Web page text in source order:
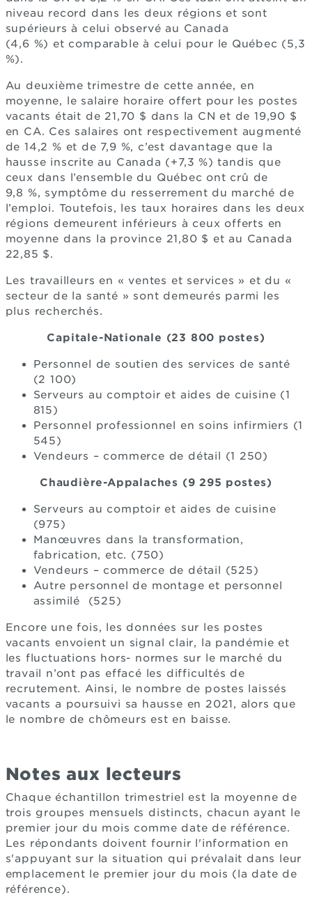
niveau record dans les deux régions et sont
supérieurs à celui observé au Canada
(4,6 %) et comparable à celui pour le Québec (5,3
%).
Au deuxième trimestre de cette année, en
moyenne, le salaire horaire offert pour les postes
vacants était de 21,70 $ dans la CN et de 19,90 $
en CA. Ces salaires ont respectivement augmenté
de 14,2 % et de 7,9 %, c’est davantage que la
hausse inscrite au Canada (+7,3 %) tandis que
ceux dans l’ensemble du Québec ont crû de
9,8 %, symptôme du resserrement du marché de
l’emploi. Toutefois, les taux horaires dans les deux
régions demeurent inférieurs à ceux offerts en
moyenne dans la province 21,80 $ et au Canada
22,85 $.
Les travailleurs en « ventes et services » et du «
secteur de la santé » sont demeurés parmi les
plus recherchés.
Capitale-Nationale (23 800 postes)
Personnel de soutien des services de santé
(2 100)
Serveurs au comptoir et aides de cuisine (1
815)
Personnel professionnel en soins infirmiers (1
545)
Vendeurs – commerce de détail (1 250)
Chaudière-Appalaches (9 295 postes)
Serveurs au comptoir et aides de cuisine
(975)
Manœuvres dans la transformation,
fabrication, etc. (750)
Vendeurs – commerce de détail (525)
Autre personnel de montage et personnel
assimilé (525)
Encore une fois, les données sur les postes
vacants envoient un signal clair, la pandémie et
les fluctuations hors- normes sur le marché du
travail n’ont pas effacé les difficultés de
recrutement. Ainsi, le nombre de postes laissés
vacants a poursuivi sa hausse en 2021, alors que
le nombre de chômeurs est en baisse.
Notes aux lecteurs
Chaque échantillon trimestriel est la moyenne de
trois groupes mensuels distincts, chacun ayant le
premier jour du mois comme date de référence.
Les répondants doivent fournir l'information en
s'appuyant sur la situation qui prévalait dans leur
emplacement le premier jour du mois (la date de
référence).